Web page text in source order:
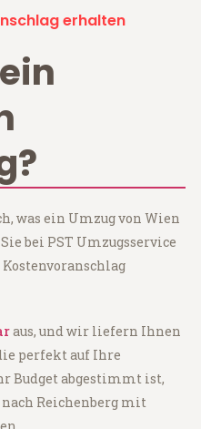
erhalten
was ein Umzug von Wien
bei PST Umzugsservice
aus, und wir liefern Ihnen
perfekt auf Ihre
Budget abgestimmt ist,
Reichenberg mit